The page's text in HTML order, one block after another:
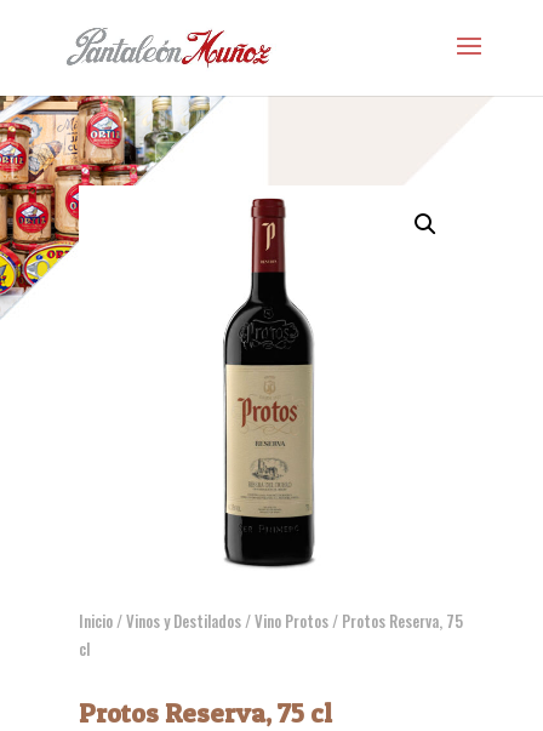
Inicio/Vinos y Destilados/Vino Protos/ Protos Reserva, 75
cl
Protos Reserva, 75 cl